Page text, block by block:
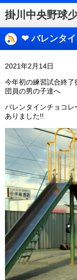
掛川中央野球
❤ バレンタ
2021年2月14日
今年初の練習試合終了
団員の男の子達へ
バレンタインチョコ
ありました!!